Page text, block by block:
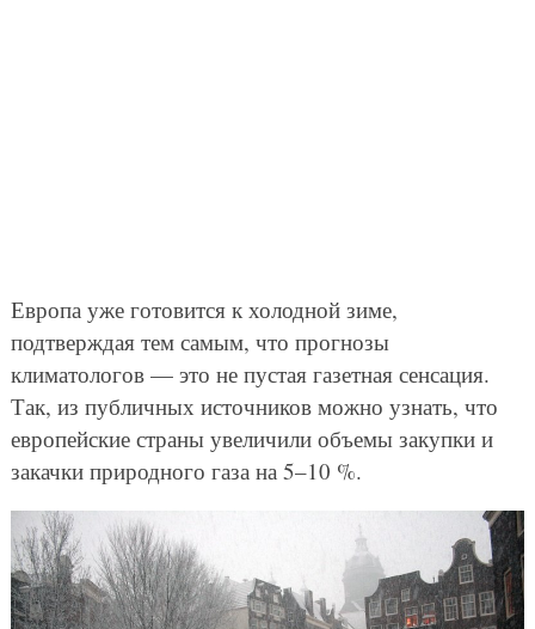
Европа уже готовится к холодной зиме,
подтверждая тем самым, что прогнозы
климатологов — это не пустая газетная сенсация.
Так, из публичных источников можно узнать, что
европейские страны увеличили объемы закупки и
закачки природного газа на 5–10 %.